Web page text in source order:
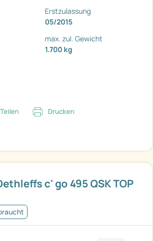
c' go 495 QSK TOP
Erstzulassung
05/2015
max. zul. Gewicht
1.700 kg
Teilen Drucken